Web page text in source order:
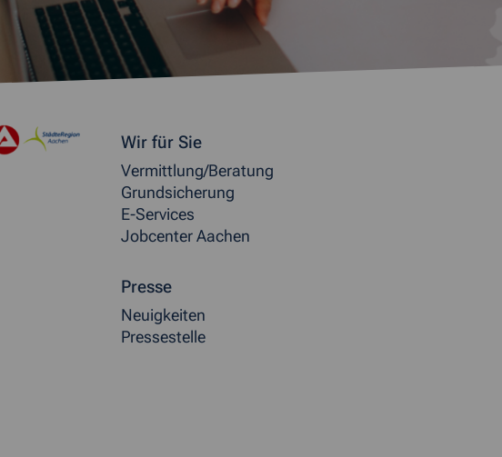
Informationen
Wir für Sie
Vermittlung/Beratung
Grundsicherung
E-Services
Jobcenter Aachen
Presse
Neuigkeiten
Pressestelle